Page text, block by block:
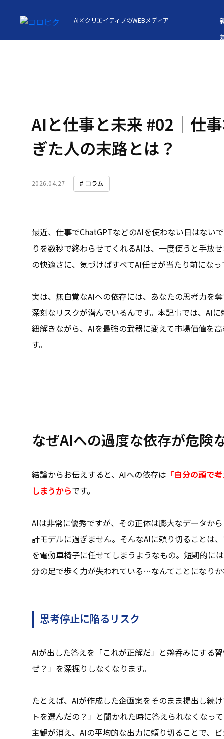
AI×クリエイティブのWEBメディア
AIと仕事と未来 #02｜仕
ぎた人の末路とは？
2026.04.27 コラム
最近、仕事でChatGPTなどのAIを使わない日はない
りを数秒で終わらせてくれるAIは、一度使うと手放
の快適さに、気づけばすべてAI任せが当たり前にな
実は、無自覚なAIへの依存には、あなたの思考力を
深刻なリスクが潜んでいるんです。本記事では、AI
紐解きながら、AIを最強の武器に変えて市場価値を
す。
なぜAIへの過度な依存が危険
結論からお伝えすると、AIへの依存は 「自分の頭で
しまうからです。
AIは非常に優秀ですが、その正体は膨大なデータか
計モデルに過ぎません。そんなAIに頼り切ることは
を電動車椅子に任せてしまうようなもの。短期的に
分の足で歩く力が失われている…なんてことになり
思考停止に陥るリスク
AIが出した答えを「これが正解だ」と鵜呑みにする
ぜ？」を深掘りしなくなります。
たとえば、AIが作成した企画案をそのまま提出し続
トを選んだの？」と聞かれた時に答えられなくなっ
主観が消え、AIの平均的な出力に頼り切ることで、